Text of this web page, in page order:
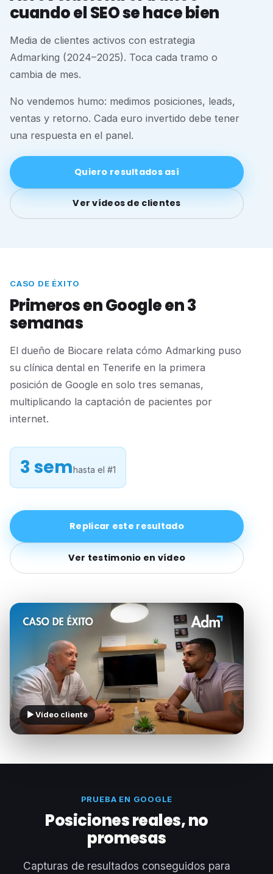
cuando el SEO se hace bien
Media de clientes activos con estrategia
Admarking (2024–2025). Toca cada tramo o
cambia de mes.
No vendemos humo: medimos posiciones, leads,
ventas y retorno. Cada euro invertido debe tener
una respuesta en el panel.
Quiero resultados así
Ver vídeos de clientes
CASO DE ÉXITO
Primeros en Google en 3
semanas
El dueño de Biocare relata cómo Admarking puso
su clínica dental en Tenerife en la primera
posición de Google en solo tres semanas,
multiplicando la captación de pacientes por
internet.
3 semhasta el #1
Replicar este resultado
Ver testimonio en vídeo
▶ Vídeo cliente
PRUEBA EN GOOGLE
Posiciones reales, no
promesas
Capturas de resultados conseguidos para